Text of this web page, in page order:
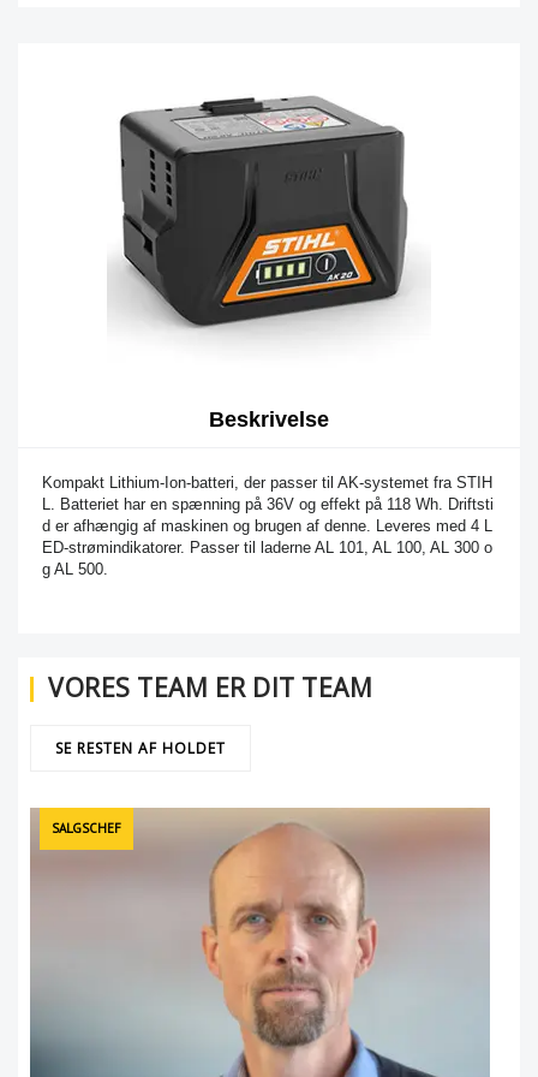
Beskrivelse
Kompakt Lithium-Ion-batteri, der passer til AK-systemet fra STIH
L. Batteriet har en spænning på 36V og effekt på 118 Wh. Driftsti
d er afhængig af maskinen og brugen af denne. Leveres med 4 L
ED-strømindikatorer. Passer til laderne AL 101, AL 100, AL 300 o
g AL 500.
VORES TEAM ER DIT TEAM
SE RESTEN AF HOLDET
SALGSCHEF